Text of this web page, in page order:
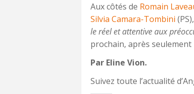
Aux côtés de Romain
Silvia Camara-Tombini
le réel et attentive aux
prochain, après
Par Eline Vion.
Suivez toute l’actualité